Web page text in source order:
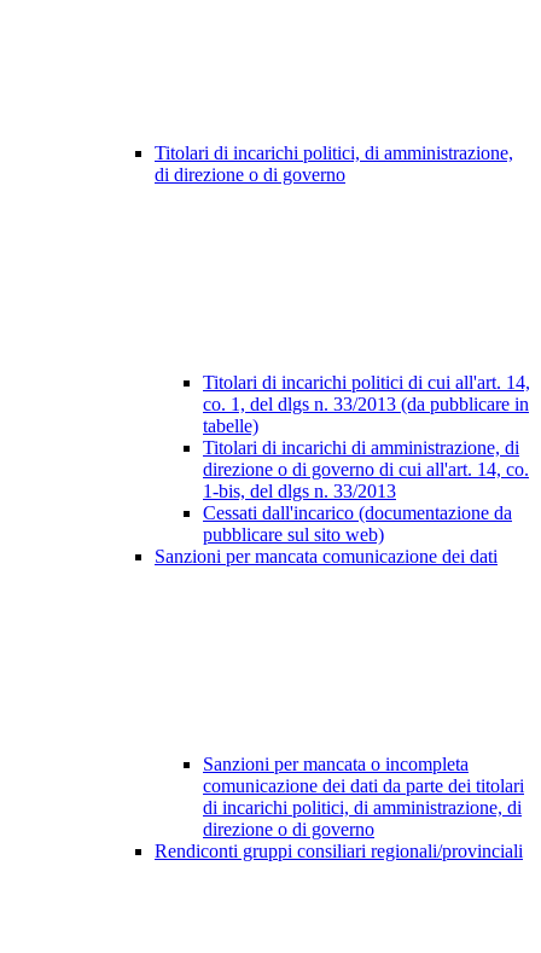
Titolari di incarichi politici, di amministrazione,
di direzione o di governo
Titolari di incarichi politici di cui all'art. 14,
co. 1, del dlgs n. 33/2013 (da pubblicare in
tabelle)
Titolari di incarichi di amministrazione, di
direzione o di governo di cui all'art. 14, co.
1-bis, del dlgs n. 33/2013
Cessati dall'incarico (documentazione da
pubblicare sul sito web)
Sanzioni per mancata comunicazione dei dati
Sanzioni per mancata o incompleta
comunicazione dei dati da parte dei titolari
di incarichi politici, di amministrazione, di
direzione o di governo
Rendiconti gruppi consiliari regionali/provinciali